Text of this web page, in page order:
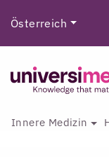
Österreich
Innere Medizin